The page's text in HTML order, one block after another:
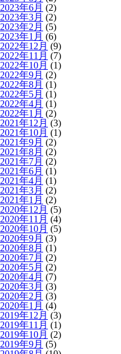
2023年6月 (2)
2023年3月 (2)
2023年2月 (5)
2023年1月 (6)
2022年12月 (9)
2022年11月 (7)
2022年10月 (1)
2022年9月 (2)
2022年8月 (1)
2022年5月 (1)
2022年4月 (1)
2022年1月 (2)
2021年12月 (3)
2021年10月 (1)
2021年9月 (2)
2021年8月 (2)
2021年7月 (2)
2021年6月 (1)
2021年4月 (1)
2021年3月 (2)
2021年1月 (2)
2020年12月 (5)
2020年11月 (4)
2020年10月 (5)
2020年9月 (3)
2020年8月 (1)
2020年7月 (2)
2020年5月 (2)
2020年4月 (7)
2020年3月 (3)
2020年2月 (3)
2020年1月 (4)
2019年12月 (3)
2019年11月 (1)
2019年10月 (2)
2019年9月 (5)